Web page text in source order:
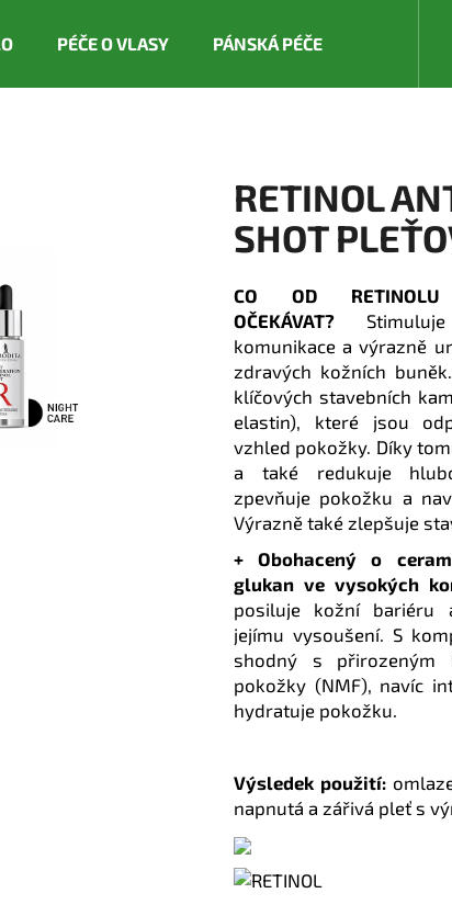
PÉČE O VLASY PÁNSKÁ PÉČE DĚTSKÁ
RETINOL
SHOT
CO OD RETINOLU
OČEKÁVAT?
komunikace a výrazně
zdravých kožních
klíčových stavebních
elastin), které jsou
vzhled pokožky. Díky
a také redukuje
zpevňuje pokožku a
Výrazně také zlepšuje
+
Obohacený o
glukan ve vysokých
posiluje kožní bariéru
jejímu vysoušení. S
shodný s přirozeným
pokožky (NMF), navíc
hydratuje pokožku.
Výsledek použití:
napnutá a zářivá pleť s